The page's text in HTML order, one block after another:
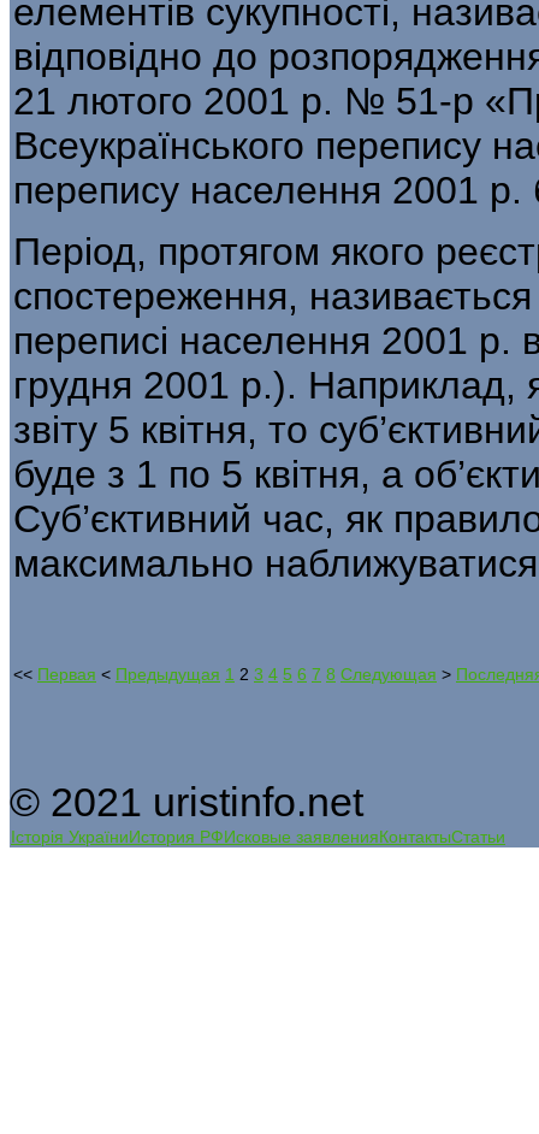
елемен­тів сукупності,
відповідно до
21 лютого 2001 р. № 51-р
Всеукраїнського перепису
перепису населення 2001 р.
Період, протягом якого
спостережен­ня,
переписі населення 2001 р.
грудня 2001 р.). Наприклад,
звіту 5 квітня, то
буде з 1 по 5 квітня, а
Суб’єктивний час, як
макси­мально
<< Первая < Предыдущая 1 2 3 4 5 6 7 8 Следующая >
© 2021 uristinfo.net
Історія УкраїниИстория РФИсковые заявленияКонтактыСтатьи